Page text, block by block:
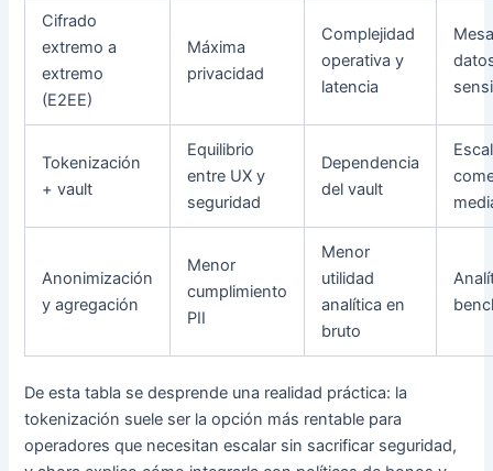
Cifrado
extremo a
extremo
(E2EE)
Máxima
privacidad
Complejidad
operativa y
latencia
Tokenización
+ vault
Equilibrio
entre UX y
seguridad
Dependencia
del vault
Anonimización
y agregación
Menor
cumplimiento
PII
Menor
utilidad
analítica en
bruto
De esta tabla se desprende una realidad práctica: la
tokenización suele ser la opción más rentable para
operadores que necesitan escalar sin sacrificar seguridad,